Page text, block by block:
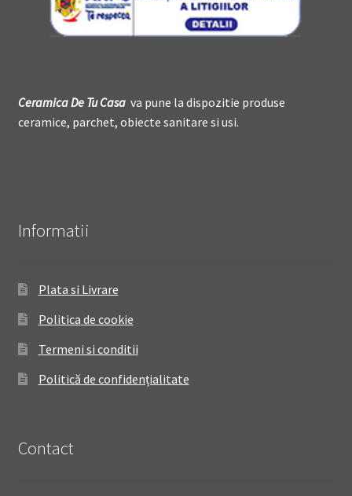
Ceramica DeTu Casava pune la dispozitie produse
ceramice, parchet, obiecte sanitare si usi.
Informatii
Plata si Livrare
Politica de cookie
Termeni si conditii
Politică de confidențialitate
Contact